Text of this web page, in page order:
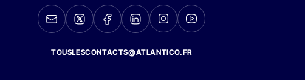
TOUSLESCONTACTS@ATLANTICO.FR